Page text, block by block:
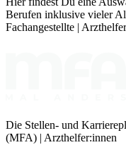
Berufen inklusive vieler
Fachangestellte |
Die Stellen- und
(MFA) | Arzthelfer:innen